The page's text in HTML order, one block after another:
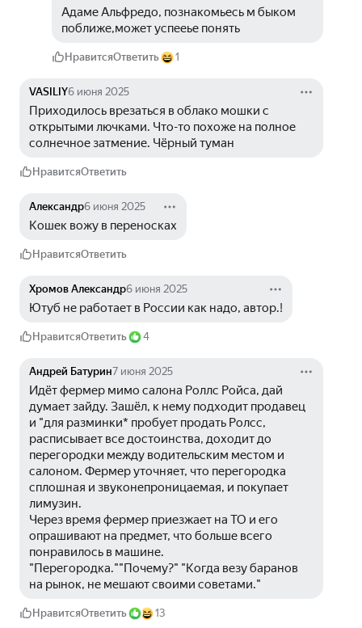
Адаме Альфредо, познакомьесь м быком
поближе,может успееье понять
НравитсяОтветить 1
VASILIY6 июня 2025
Приходилось врезаться в облако мошки с
открытыми лючками. Что-то похоже на полное
солнечное затмение. Чёрный туман
НравитсяОтветить
Александр6 июня 2025
Кошек вожу в переносках
НравитсяОтветить
Хромов Александр6 июня 2025
Ютуб не работает в России как надо, автор.!
НравитсяОтветить 4
Андрей Батурин7 июня 2025
Идёт фермер мимо салона Роллс Ройса, дай
думает зайду. Зашёл, к нему подходит продавец
и "для разминки* пробует продать Ролсс,
расписывает все достоинства, доходит до
перегородки между водительским местом и
салоном. Фермер уточняет, что перегородка
сплошная и звуконепроницаемая, и покупает
лимузин.
Через время фермер приезжает на ТО и его
опрашивают на предмет, что больше всего
понравилось в машине.
"Перегородка.""Почему?" "Когда везу баранов
на рынок, не мешают своими советами."
НравитсяОтветить 13